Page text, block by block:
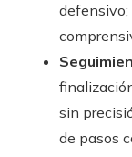
defensivo;
sin
de pasos